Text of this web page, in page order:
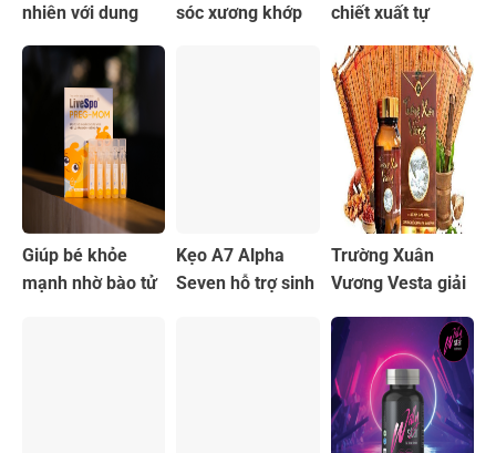
nhiên với dung
sung Canxi
sóc xương khớp
chiết xuất tự
tiêu hóa an toàn
Giúp bé khỏe
mạnh nhờ bào tử
Kẹo A7 Alpha
Seven hỗ trợ sinh
Trường Xuân
Vương Vesta giải
sinh lý nam